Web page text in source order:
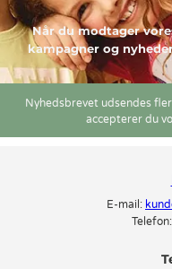
Når du modtager
kampagner og
Nyhedsbrevet udsendes
accepterer du
E-mail:
Telefon: